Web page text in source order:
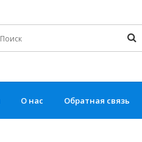
О нас Обратная связь